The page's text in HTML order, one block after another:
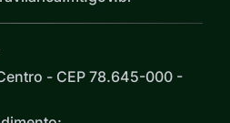
- CEP 78.645-000 -